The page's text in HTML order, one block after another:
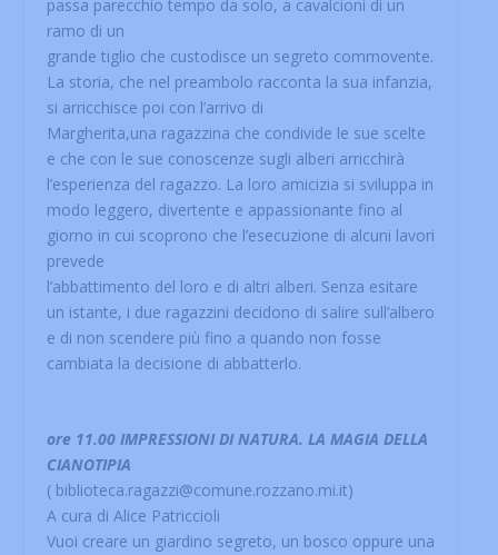
passa parecchio tempo da solo, a cavalcioni di un
ramo di un
grande tiglio che custodisce un segreto commovente.
La storia, che nel preambolo racconta la sua infanzia,
si arricchisce poi con l’arrivo di
Margherita,una ragazzina che condivide le sue scelte
e che con le sue conoscenze sugli alberi arricchirà
l’esperienza del ragazzo. La loro amicizia si sviluppa in
modo leggero, divertente e appassionante fino al
giorno in cui scoprono che l’esecuzione di alcuni lavori
prevede
l’abbattimento del loro e di altri alberi. Senza esitare
un istante, i due ragazzini decidono di salire sull’albero
e di non scendere più fino a quando non fosse
cambiata la decisione di abbatterlo.
ore 11.00 IMPRESSIONI DI NATURA. LA MAGIA DELLA
CIANOTIPIA
( biblioteca.ragazzi@comune.rozzano.mi.it)
A cura di Alice Patriccioli
Vuoi creare un giardino segreto, un bosco oppure una